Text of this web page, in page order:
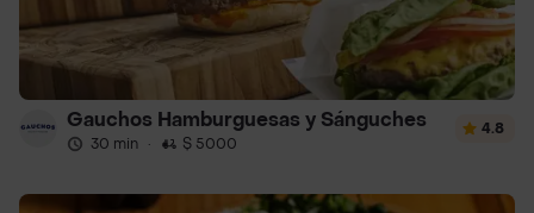
Gauchos Hamburguesas y Sánguches
30 min · $ 5000
4.8